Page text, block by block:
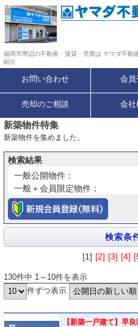
福岡市周辺の不動産・賃貸・売買は ヤマダ不動
紹介
お問い合わせ 会員
売却のご相談 会社
新築物件特集
新築物件を集めました。
検索結果
一般公開物件：
一般＋会員限定物件：
130件中 1～10件を表示
[1] [2] [3] [4]
件ずつ表示